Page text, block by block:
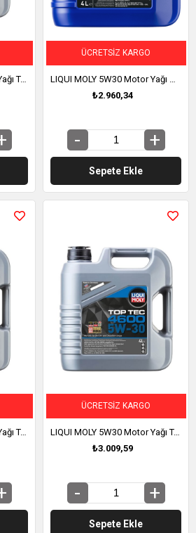
LIQUI MOLY 5W30 Motor Yağı Tam Sentetik TOP TEC 4300 5 Litre (2324)
₺2.960,34
Sepete Ekle
ÜCRETSIZ KARGO
LIQUI MOLY 5W30 Motor Yağı Tam Sentetik TOP TEC 4500 5 Litre (2318)
LIQUI MOLY 5W30 Motor Yağı Tam Sentetik TOP TEC 4600 4 Litre (3763)
₺3.009,59
Sepete Ekle
ÜCRETSIZ KARGO